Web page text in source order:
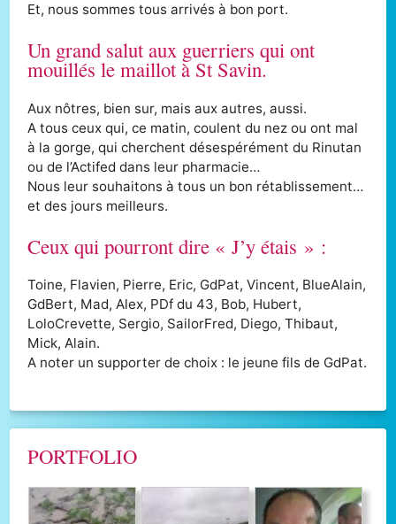
Et, nous sommes tous arrivés à bon port.
Un grand salut aux guerriers qui ont
mouillés le maillot à St Savin.
Aux nôtres, bien sur, mais aux autres, aussi.
A tous ceux qui, ce matin, coulent du nez ou ont mal
à la gorge, qui cherchent désespérément du Rinutan
ou de l’Actifed dans leur pharmacie…
Nous leur souhaitons à tous un bon rétablissement…
et des jours meilleurs.
Ceux qui pourront dire « J’y étais » :
Toine, Flavien, Pierre, Eric, GdPat, Vincent, BlueAlain,
GdBert, Mad, Alex, PDf du 43, Bob, Hubert,
LoloCrevette, Sergio, SailorFred, Diego, Thibaut,
Mick, Alain.
A noter un supporter de choix : le jeune fils de GdPat.
PORTFOLIO